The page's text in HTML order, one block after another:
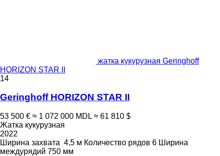
жатка кукурузная Geringhoff
HORIZON STAR II
14
Geringhoff HORIZON STAR II
53 500 € ≈ 1 072 000 MDL ≈ 61 810 $
Жатка кукурузная
2022
Ширина захвата 4,5 м Количество рядов 6 Ширина
междурядий 750 мм